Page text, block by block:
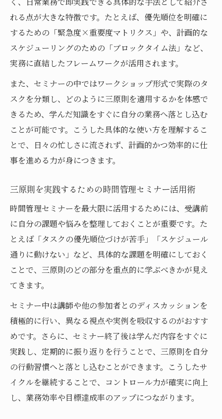
れる点が大きな特徴です。たとえば、優先順位を明確に
するための「緊急度×重要度マトリクス」や、計画的な
スケジューリングのための「ブロックタイム法」など、
実務に直結したフレームワークが活用されます。
また、セミナーの中ではワークショップ形式で実際のタ
スクを分類し、どのように三原則を適用するかを体感で
きるため、学んだ知識をすぐに自分の業務へ落とし込む
ことが可能です。こうした具体的な使い方を理解するこ
とで、日々の忙しさに流されず、計画的かつ効率的に仕
事を進める力が身につきます。
三原則を実践するための時間管理セミナー活用術
時間管理セミナーを最大限に活用するためには、受講前
に自分の課題や悩みを整理しておくことが重要です。た
とえば「タスクの優先順位づけが苦手」「スケジュール
通りに動けない」など、具体的な課題を明確にしておく
ことで、三原則のどの部分を重点的に学ぶべきかが見え
てきます。
セミナー中は講師や他の参加者とのディスカッションを
積極的に行い、異なる視点や実例を吸収するのがおすす
めです。さらに、セミナー終了後は学んだ内容をすぐに
実践し、定期的に振り返りを行うことで、三原則を自分
の行動習慣へと落とし込むことができます。こうしたサ
イクルを継続することで、コントロール力が確実に向上
し、業務効率や目標達成率のアップにつながります。